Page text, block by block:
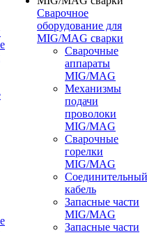
Сварочное
оборудование для
MIG/MAG сварки
Сварочные
аппараты
MIG/MAG
Механизмы
подачи
проволоки
MIG/MAG
Сварочные
горелки
MIG/MAG
Соединительный
кабель
Запасные части
MIG/MAG
Запасные части